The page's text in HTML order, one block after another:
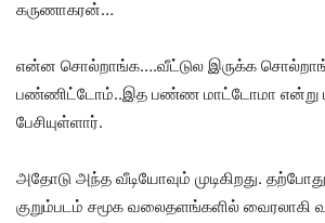
கருணாகரன்…
என்ன சொல்றாங்க….வீட்டுல இருக்க
பண்ணிட்டோம்..இத பண்ண மாட்டோமா என்று
பேசியுள்ளார்.
அதோடு அந்த வீடியோவும் முடிகிறது.
குறும்படம் சமூக வலைதளங்களில் வைரலாகி